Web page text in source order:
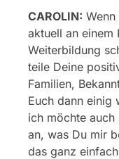
CAROLIN:
aktuell an einem
Weiterbildung
teile Deine
Familien,
Euch dann einig
ich möchte
an, was Du mir
das ganz